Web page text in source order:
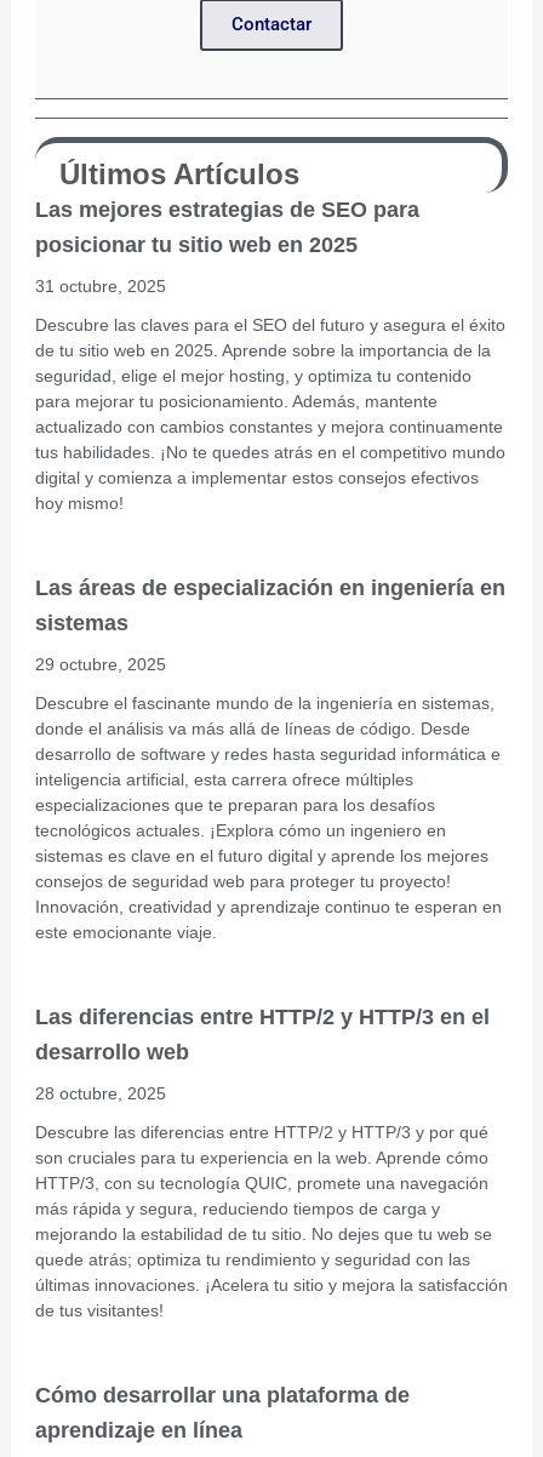
Contactar
Últimos Artículos
Las mejores estrategias de SEO para
posicionar tu sitio web en 2025
31 octubre, 2025
Descubre las claves para el SEO del futuro y asegura el éxito
de tu sitio web en 2025. Aprende sobre la importancia de la
seguridad, elige el mejor hosting, y optimiza tu contenido
para mejorar tu posicionamiento. Además, mantente
actualizado con cambios constantes y mejora continuamente
tus habilidades. ¡No te quedes atrás en el competitivo mundo
digital y comienza a implementar estos consejos efectivos
hoy mismo!
Las áreas de especialización en ingeniería en
sistemas
29 octubre, 2025
Descubre el fascinante mundo de la ingeniería en sistemas,
donde el análisis va más allá de líneas de código. Desde
desarrollo de software y redes hasta seguridad informática e
inteligencia artificial, esta carrera ofrece múltiples
especializaciones que te preparan para los desafíos
tecnológicos actuales. ¡Explora cómo un ingeniero en
sistemas es clave en el futuro digital y aprende los mejores
consejos de seguridad web para proteger tu proyecto!
Innovación, creatividad y aprendizaje continuo te esperan en
este emocionante viaje.
Las diferencias entre HTTP/2 y HTTP/3 en el
desarrollo web
28 octubre, 2025
Descubre las diferencias entre HTTP/2 y HTTP/3 y por qué
son cruciales para tu experiencia en la web. Aprende cómo
HTTP/3, con su tecnología QUIC, promete una navegación
más rápida y segura, reduciendo tiempos de carga y
mejorando la estabilidad de tu sitio. No dejes que tu web se
quede atrás; optimiza tu rendimiento y seguridad con las
últimas innovaciones. ¡Acelera tu sitio y mejora la satisfacción
de tus visitantes!
Cómo desarrollar una plataforma de
aprendizaje en línea